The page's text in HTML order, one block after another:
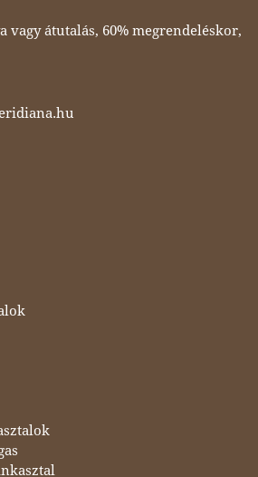
vagy átutalás, 60% megrendeléskor,